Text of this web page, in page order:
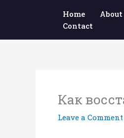
Home
Contact
Как
Leave a Comment